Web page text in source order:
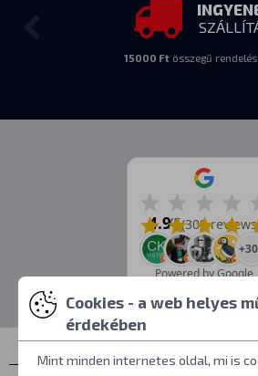
15000 Ft összegű
4.9/5(309
Powered by Google
Cookies - a web helyes
érdekében
Mint minden internetes oldal, mi is